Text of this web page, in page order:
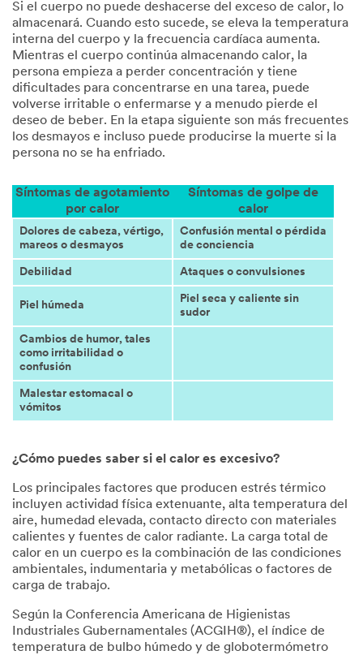
Si el cuerpo no puede deshacerse del exceso de calor, lo
almacenará. Cuando esto sucede, se eleva la temperatura
interna del cuerpo y la frecuencia cardíaca aumenta.
Mientras el cuerpo continúa almacenando calor, la
persona empieza a perder concentración y tiene
dificultades para concentrarse en una tarea, puede
volverse irritable o enfermarse y a menudo pierde el
deseo de beber. En la etapa siguiente son más frecuentes
los desmayos e incluso puede producirse la muerte si la
persona no se ha enfriado.
Síntomas de agotamiento
por calor
Síntomas de golpe de
calor
Dolores de cabeza, vértigo,
mareos o desmayos
Confusión mental o pérdida
de conciencia
Debilidad Ataques o convulsiones
Piel húmeda
Piel seca y caliente sin
sudor
Cambios de humor, tales
como irritabilidad o
confusión
Malestar estomacal o
vómitos
¿Cómo puedes saber si el calor es excesivo?
Los principales factores que producen estrés térmico
incluyen actividad física extenuante, alta temperatura del
aire, humedad elevada, contacto directo con materiales
calientes y fuentes de calor radiante. La carga total de
calor en un cuerpo es la combinación de las condiciones
ambientales, indumentaria y metabólicas o factores de
carga de trabajo.
Según la Conferencia Americana de Higienistas
Industriales Gubernamentales (ACGIH®), el índice de
temperatura de bulbo húmedo y de globotermómetro